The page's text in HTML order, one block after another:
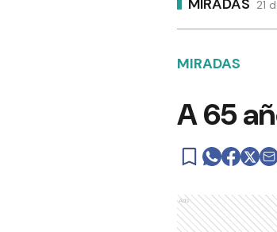
21
MIRADAS
A 65
Ads